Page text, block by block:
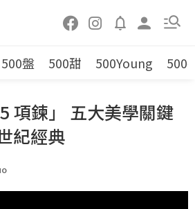
500盤 500甜 500Young 500
項鍊」 五大美學關鍵
紀經典